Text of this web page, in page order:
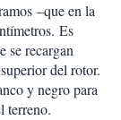
–que en la
Es
se recargan
del rotor.
y negro para
terreno.